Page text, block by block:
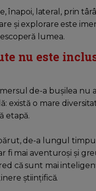
înapoi, lateral, prin
și explorare este
lumea.
nu este
de-a bușilea
există o mare
etapă.
de-a lungul
fi mai aventuroși și
că sunt mai
științifică.